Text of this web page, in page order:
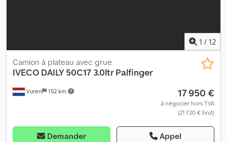
1 / 12
Vuren 152 km
Camion à plateau avec grue
IVECO DAILY 50C17 3.0ltr Palfinger
17 950 €
à négocier hors TVA
(21 720 € brut)
Demander Appel